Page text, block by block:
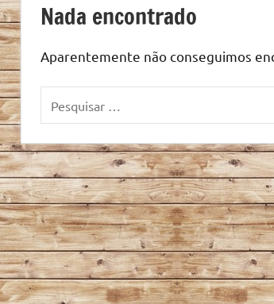
Nada encontrado
Aparentemente não conseguimos
Pesquisar
por: